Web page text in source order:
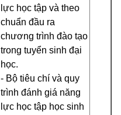
lực học tập và theo
chuẩn đầu ra
chương trình đào tạo
trong tuyển sinh đại
học.
- Bộ tiêu chí và quy
trình đánh giá năng
lực học tập học sinh